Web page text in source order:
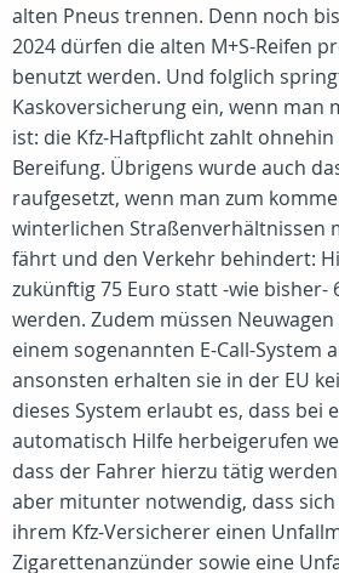
alten Pneus trennen. Denn noch
2024 dürfen die alten M+S-Reifen
benutzt werden. Und folglich
Kaskoversicherung ein, wenn man
ist: die Kfz-Haftpflicht zahlt
Bereifung. Übrigens wurde auch
raufgesetzt, wenn man zum
winterlichen Straßenverhältnissen
fährt und den Verkehr behindert:
zukünftig 75 Euro statt -wie bisher-
werden. Zudem müssen
einem sogenannten E-Call-System
ansonsten erhalten sie in der EU
dieses System erlaubt es, dass bei
automatisch Hilfe herbeigerufen
dass der Fahrer hierzu tätig
aber mitunter notwendig, dass
ihrem Kfz-Versicherer einen
Zigarettenanzünder sowie eine